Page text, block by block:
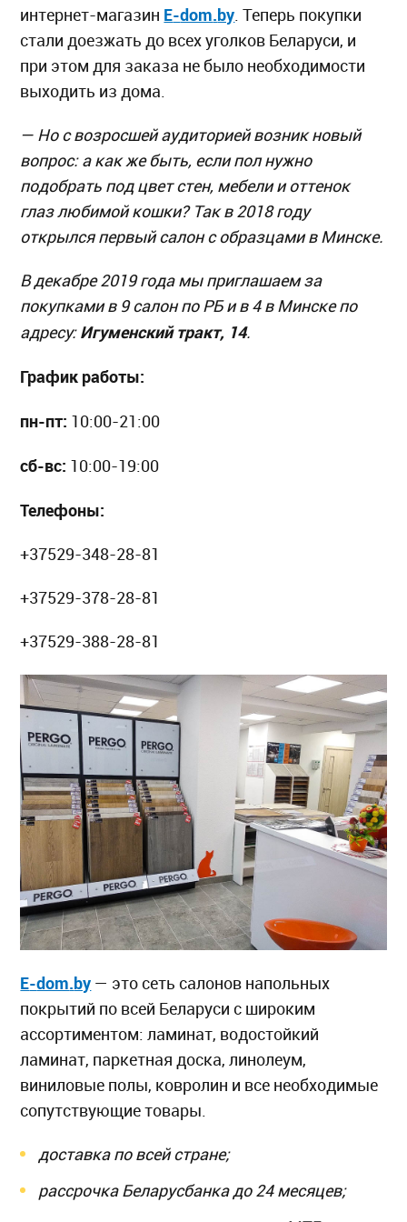
интернет-магазин E-dom.by. Теперь покупки
стали доезжать до всех уголков Беларуси, и
при этом для заказа не было необходимости
выходить из дома.
— Но с возросшей аудиторией возник новый
вопрос: а как же быть, если пол нужно
подобрать под цвет стен, мебели и оттенок
глаз любимой кошки? Так в 2018 году
открылся первый салон с образцами в Минске.
В декабре 2019 года мы приглашаем за
покупками в 9 салон по РБ и в 4 в Минске по
адресу:Игуменский тракт, 14.
График работы:
пн-пт: 10:00-21:00
сб-вс: 10:00-19:00
Телефоны:
+37529-348-28-81
+37529-378-28-81
+37529-388-28-81
E-dom.by — это сеть салонов напольных
покрытий по всей Беларуси с широким
ассортиментом: ламинат, водостойкий
ламинат, паркетная доска, линолеум,
виниловые полы, ковролин и все необходимые
сопутствующие товары.
доставка по всей стране;
рассрочка Беларусбанка до 24 месяцев;